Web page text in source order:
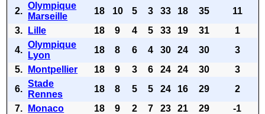
2.
Olympique
Marseille
18 10 5 3 33 18 35
11
3.
Lille 18 9 4 5 33 19 31
1
4.
Olympique
Lyon
18 8 6 4 30 24 30
3
5.
Montpellier 18 9 3 6 24 24 30
3
6.
Stade
Rennes
18 8 5 5 24 16 29
2
7.
Monaco 18 9 2 7 23 21 29
-1